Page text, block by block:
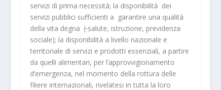
servizi di prima necessità; la disponibilità dei
servizi pubblici sufficienti a garantire una qualità
della vita degna ( salute, istruzione, previdenza
sociale); la disponibilità a livello nazionale e
territoriale di servizi e prodotti essenziali, a partire
da quelli alimentari, per l’approvvigionamento
d’emergenza, nel momento della rottura delle
filiere internazionali, rivelatesi in tutta la loro